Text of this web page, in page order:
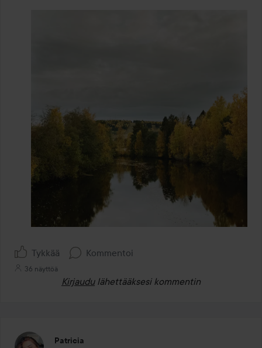
Tykkää Kommentoi
36 näyttöä
Kirjaudu lähettääksesi kommentin
Patricia